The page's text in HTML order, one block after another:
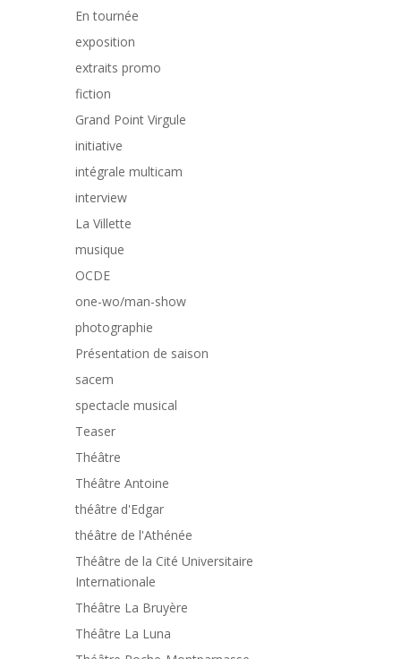
En tournée
exposition
extraits promo
fiction
Grand Point Virgule
initiative
intégrale multicam
interview
La Villette
musique
OCDE
one-wo/man-show
photographie
Présentation de saison
sacem
spectacle musical
Teaser
Théâtre
Théâtre Antoine
théâtre d'Edgar
théâtre de l'Athénée
Théâtre de la Cité Universitaire
Internationale
Théâtre La Bruyère
Théâtre La Luna